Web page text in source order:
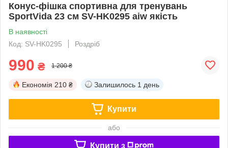
Конус-фішка спортивна для тренувань
SportVida 23 см SV-HK0295 aiw якість
В наявності
Код: SV-HK0295
Роздріб
990 ₴ 1 200 ₴
Економія 210 ₴ Залишилось 1 день
Купити
або
Купити з